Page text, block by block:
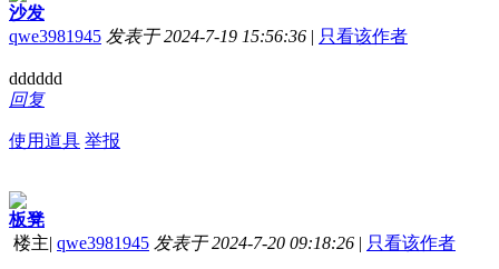
沙发
qwe3981945 发表于 2024-7-19 15:56:36 | 只看该作者
dddddd
回复
使用道具 举报
板凳
楼主| qwe3981945 发表于 2024-7-20 09:18:26 | 只看该作者